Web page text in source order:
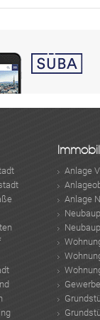
Anlage
Anlage